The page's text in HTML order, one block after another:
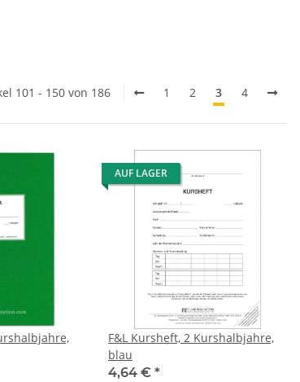
101 - 150 von 186 1 2 3 4
AUF LAGER
F&L Kursheft, 2 Kurshalbjahre,
blau
4,64 € *